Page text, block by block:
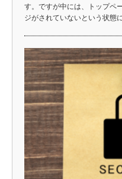
す。ですが中には、トップペ
ジがされていないという状態